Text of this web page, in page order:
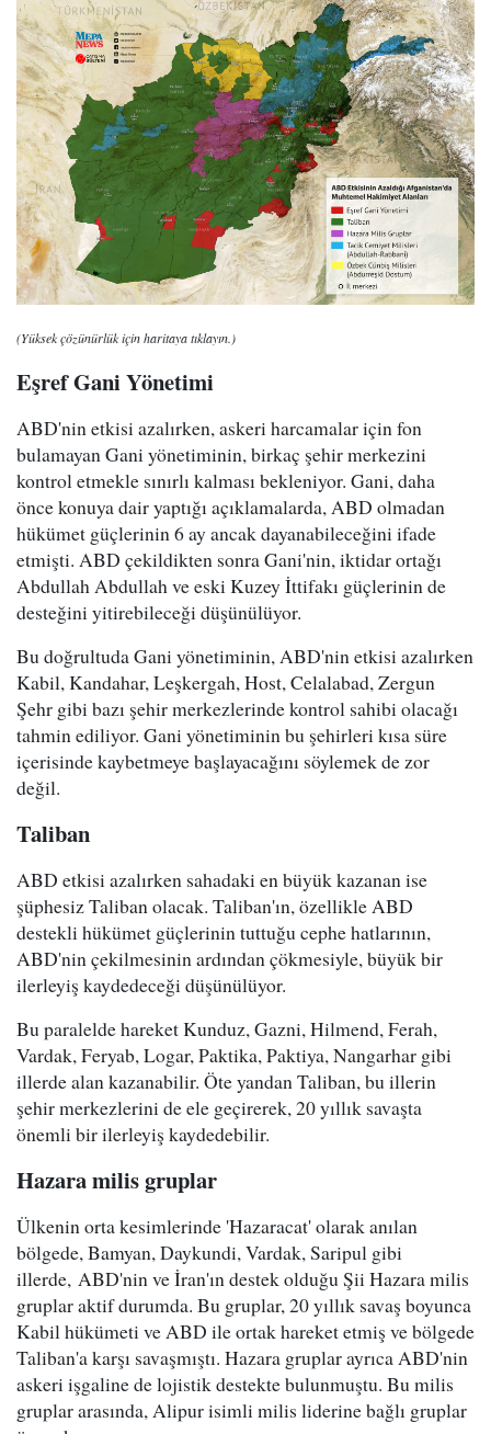
(Yüksek çözünürlük için haritaya tıklayın.)
Eşref Gani Yönetimi
ABD'nin etkisi azalırken, askeri harcamalar için fon
bulamayan Gani yönetiminin, birkaç şehir merkezini
kontrol etmekle sınırlı kalması bekleniyor. Gani, daha
önce konuya dair yaptığı açıklamalarda, ABD olmadan
hükümet güçlerinin 6 ay ancak dayanabileceğini ifade
etmişti. ABD çekildikten sonra Gani'nin, iktidar ortağı
Abdullah Abdullah ve eski Kuzey İttifakı güçlerinin de
desteğini yitirebileceği düşünülüyor.
Bu doğrultuda Gani yönetiminin, ABD'nin etkisi azalırken
Kabil, Kandahar, Leşkergah, Host, Celalabad, Zergun
Şehr gibi bazı şehir merkezlerinde kontrol sahibi olacağı
tahmin ediliyor. Gani yönetiminin bu şehirleri kısa süre
içerisinde kaybetmeye başlayacağını söylemek de zor
değil.
Taliban
ABD etkisi azalırken sahadaki en büyük kazanan ise
şüphesiz Taliban olacak. Taliban'ın, özellikle ABD
destekli hükümet güçlerinin tuttuğu cephe hatlarının,
ABD'nin çekilmesinin ardından çökmesiyle, büyük bir
ilerleyiş kaydedeceği düşünülüyor.
Bu paralelde hareket Kunduz, Gazni, Hilmend, Ferah,
Vardak, Feryab, Logar, Paktika, Paktiya, Nangarhar gibi
illerde alan kazanabilir. Öte yandan Taliban, bu illerin
şehir merkezlerini de ele geçirerek, 20 yıllık savaşta
önemli bir ilerleyiş kaydedebilir.
Hazara milis gruplar
Ülkenin orta kesimlerinde 'Hazaracat' olarak anılan
bölgede, Bamyan, Daykundi, Vardak, Saripul gibi
illerde, ABD'nin ve İran'ın destek olduğu Şii Hazara milis
gruplar aktif durumda. Bu gruplar, 20 yıllık savaş boyunca
Kabil hükümeti ve ABD ile ortak hareket etmiş ve bölgede
Taliban'a karşı savaşmıştı. Hazara gruplar ayrıca ABD'nin
askeri işgaline de lojistik destekte bulunmuştu. Bu milis
gruplar arasında, Alipur isimli milis liderine bağlı gruplar